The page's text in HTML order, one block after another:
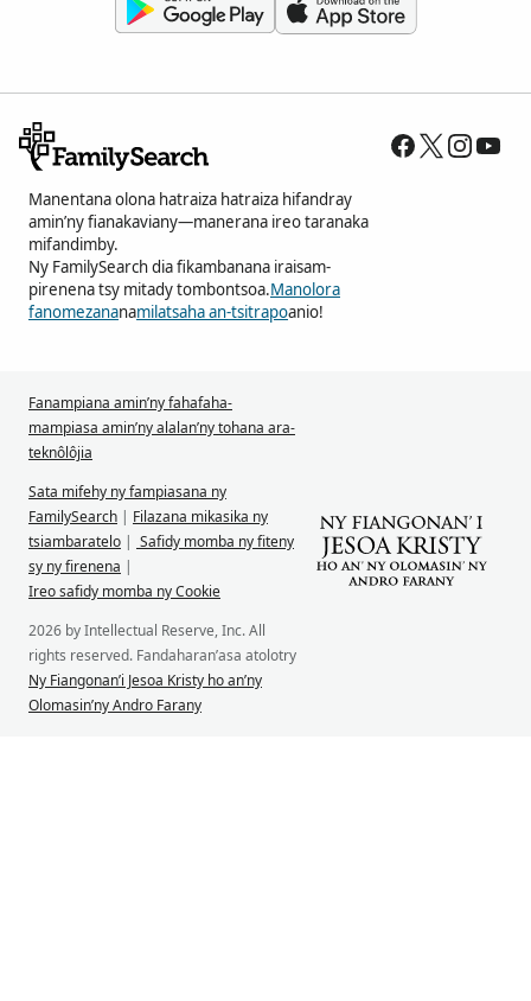
Manentana olona hatraiza hatraiza hifandray
amin’ny fianakaviany—manerana ireo taranaka
mifandimby.
Ny FamilySearch dia fikambanana iraisam-
pirenena tsy mitady tombontsoa.Manolora
fanomezananamilatsaha an-tsitrapoanio!
Fanampiana amin’ny fahafaha-
mampiasa amin’ny alalan’ny tohana ara-
teknôlôjia
Sata mifehy ny fampiasana ny
FamilySearch | Filazana mikasika ny
tsiambaratelo | Safidy momba ny fiteny
sy ny firenena |
Ireo safidy momba ny Cookie
2026 by Intellectual Reserve, Inc. All
rights reserved. Fandaharan’asa atolotry
Ny Fiangonan’i Jesoa Kristy ho an’ny
Olomasin’ny Andro Farany